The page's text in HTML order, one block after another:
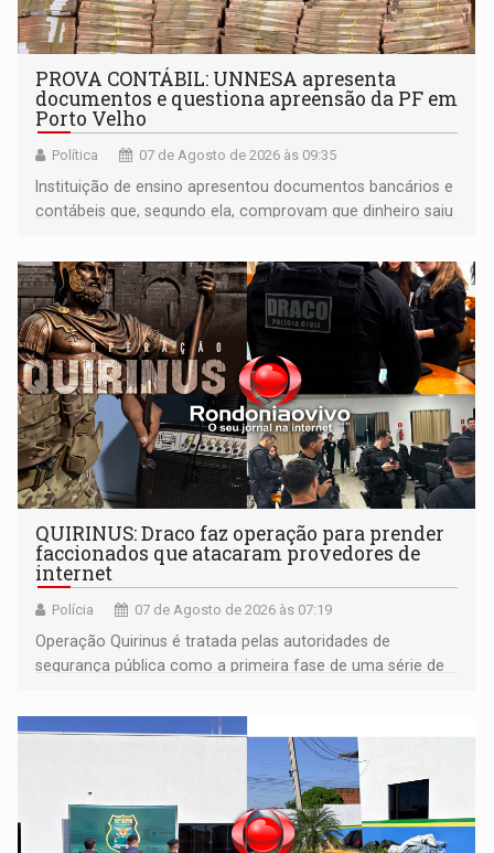
PROVA CONTÁBIL: UNNESA apresenta
documentos e questiona apreensão da PF em
Porto Velho
Política 07 de Agosto de 2026 às 09:35
Instituição de ensino apresentou documentos bancários e
contábeis que, segundo ela, comprovam que dinheiro saiu
apreendido quando já estava dentro da sede da entidade
— em pleno ano eleitoral em Rondônia
QUIRINUS: Draco faz operação para prender
faccionados que atacaram provedores de
internet
Polícia 07 de Agosto de 2026 às 07:19
Operação Quirinus é tratada pelas autoridades de
segurança pública como a primeira fase de uma série de